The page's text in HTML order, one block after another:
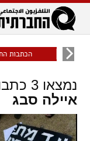
visibility_off
ביטול הבהובים
הכתבות
נמצאו3
איילה סבג